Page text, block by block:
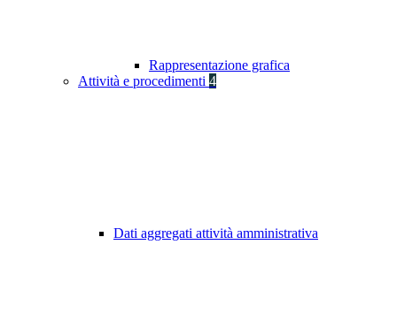
Rappresentazione grafica
Attività e procedimenti 4
Dati aggregati attività amministrativa